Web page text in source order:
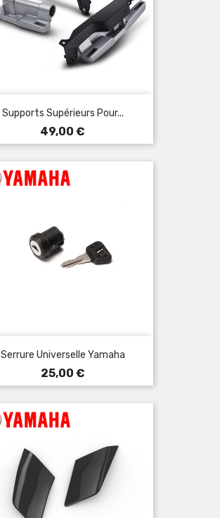
Supports Supérieurs Pour...
Prix
49,00 €
Serrure Universelle Yamaha
Prix
25,00 €